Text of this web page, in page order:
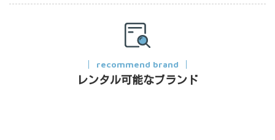
recommend brand
レンタル可能なブランド